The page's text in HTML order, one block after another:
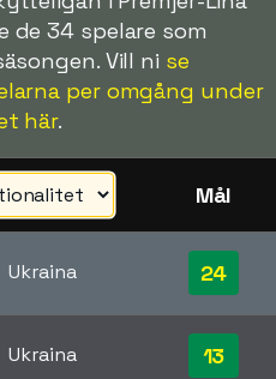
de 34 spelare som
Vill ni se
per omgång under
här.
Mål
Ukraina 24
Ukraina 13